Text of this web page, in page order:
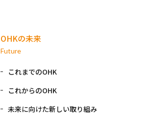
OHKの未来
Future
これまでのOHK
これからのOHK
未来に向けた新しい取り組み